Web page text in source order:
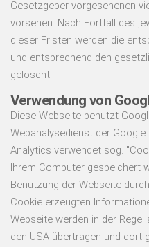
Gesetzgeber vorgesehenen
vorsehen. Nach Fortfall des
dieser Fristen werden die
und entsprechend den
gelöscht.
Verwendung von
Diese Webseite benutzt
Webanalysedienst der
Analytics verwendet sog.
Ihrem Computer gespeichert
Benutzung der Webseite
Cookie erzeugten
Webseite werden in der
den USA übertragen und dort